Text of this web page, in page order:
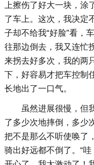
上擦伤了好大一块，涂
了车上。这次，我决定
子却不给我“好脸”看，
往那边倒去，我又连忙
来拐去好多次，我的两
下，好容易才把车控制
长地出了一口气。
虽然进展很慢，但
了多少次地摔倒，多少
把不是那么不听使唤了
骑出好远都不倒了。“